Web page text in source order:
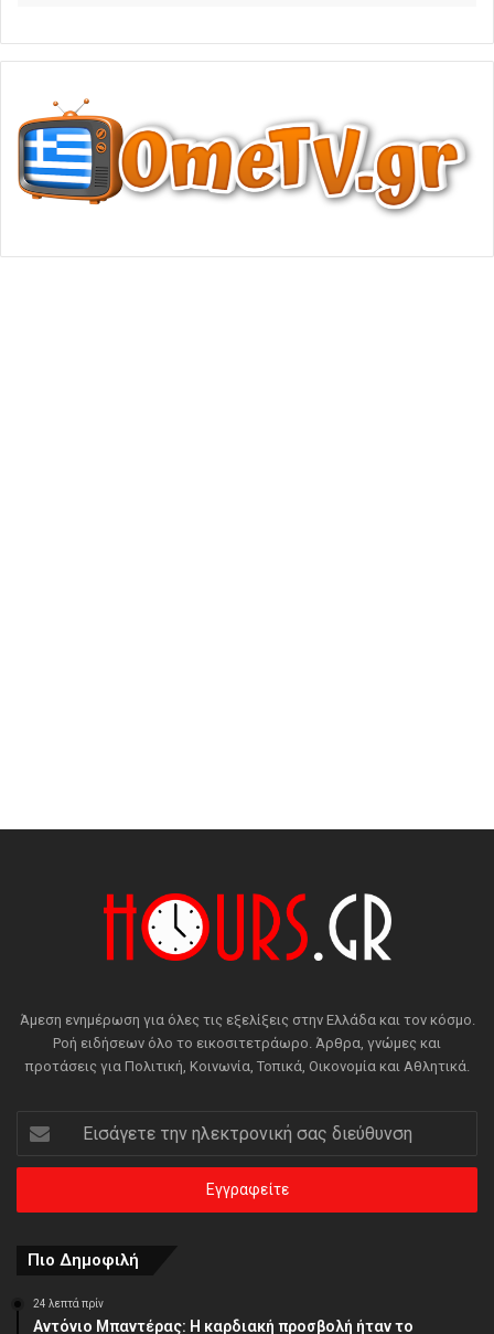
Άμεση ενημέρωση για όλες τις εξελίξεις στην Ελλάδα και τον κόσμο.
Ροή ειδήσεων όλο το εικοσιτετράωρο. Άρθρα, γνώμες και
προτάσεις για Πολιτική, Κοινωνία, Τοπικά, Οικονομία και Αθλητικά.
Εισάγετε
την
ηλεκτρονική
διεύθυνση
Πιο Δημοφιλή
24 λεπτά πρίν
Αντόνιο Μπαντέρας: Η καρδιακή προσβολή ήταν το